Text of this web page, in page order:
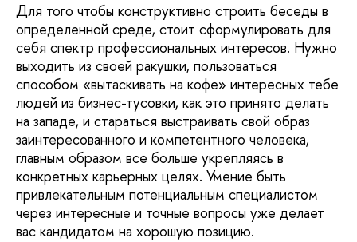
Для того чтобы конструктивно строить беседы в
определенной среде, стоит сформулировать для
себя спектр профессиональных интересов. Нужно
выходить из своей ракушки, пользоваться
способом «вытаскивать на кофе» интересных тебе
людей из бизнес-тусовки, как это принято делать
на западе, и стараться выстраивать свой образ
заинтересованного и компетентного человека,
главным образом все больше укрепляясь в
конкретных карьерных целях. Умение быть
привлекательным потенциальным специалистом
через интересные и точные вопросы уже делает
вас кандидатом на хорошую позицию.